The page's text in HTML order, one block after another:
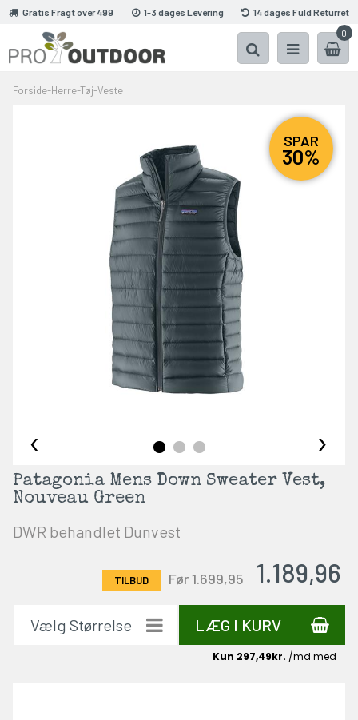
Gratis Fragt over 499 1-3 dages Levering
14 dages Fuld Returret
0
Forside-Herre-Tøj-Veste
SPAR
30%
‹ ›
Patagonia Mens Down Sweater Vest,
Nouveau Green
DWR behandlet Dunvest
1.189,96
Før 1.699,95
LÆG I KURV